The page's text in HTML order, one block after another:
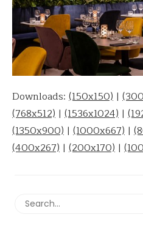
Downloads: (150x150) |
(768x512) | (1536x1024) |
(1350x900) | (1000x667) |
(400x267) | (200x170) |